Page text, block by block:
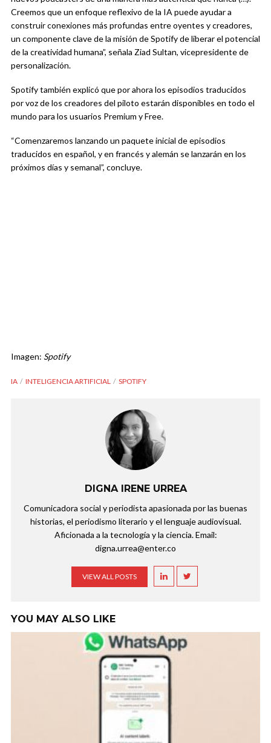
Creemos que un enfoque reflexivo de la IA puede ayudar a
construir conexiones más profundas entre oyentes y creadores,
un componente clave de la misión de Spotify de liberar el potencial
de la creatividad humana”, señala Ziad Sultan, vicepresidente de
personalización.
Spotify también explicó que por ahora los episodios traducidos
por voz de los creadores del piloto estarán disponibles en todo el
mundo para los usuarios Premium y Free.
“Comenzaremos lanzando un paquete inicial de episodios
traducidos en español, y en francés y alemán se lanzarán en los
próximos días y semanal”, concluye.
Imagen: Spotify
IA INTELIGENCIA ARTIFICIAL SPOTIFY
DIGNA IRENE URREA
Comunicadora social y periodista apasionada por las buenas
historias, el periodismo literario y el lenguaje audiovisual.
Aficionada a la tecnología y la ciencia. Email:
digna.urrea@enter.co
VIEW ALL POSTS
YOU MAY ALSO LIKE